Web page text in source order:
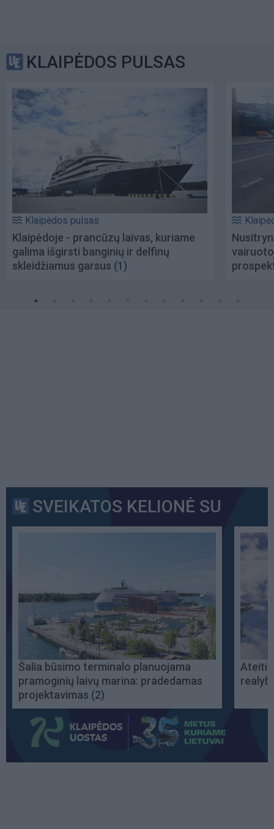
KLAIPĖDOS PULSAS
Klaipėdos pulsas
Klaipėdoje - prancūzų laivas, kuriame
galima išgirsti banginių ir delfinų
skleidžiamus garsus (1)
SVEIKATOS KELIONĖ SU
Šalia būsimo terminalo planuojama
pramoginių laivų marina: pradedamas
projektavimas (2)